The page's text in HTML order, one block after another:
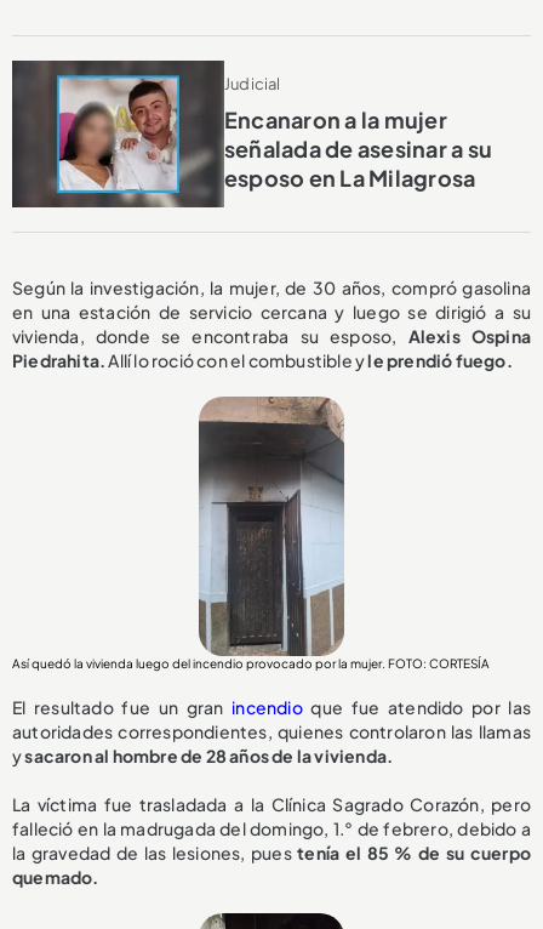
Judicial
Encanaron a la mujer
señalada de asesinar a su
esposo en La Milagrosa
Según la investigación, la mujer, de 30 años, compró gasolina
en una estación de servicio cercana y luego se dirigió a su
vivienda, donde se encontraba su esposo, Alexis Ospina
Piedrahita.Allí lo roció con el combustible yle prendió fuego.
Así quedó la vivienda luego del incendio provocado por la mujer. FOTO: CORTESÍA
El resultado fue un gran incendioque fue atendido por las
autoridades correspondientes, quienes controlaron las llamas
ysacaron al hombre de 28 años de la vivienda.
La víctima fue trasladada a la Clínica Sagrado Corazón, pero
falleció en la madrugada del domingo, 1.° de febrero, debido a
la gravedad de las lesiones, puestenía el 85 % de su cuerpo
quemado.